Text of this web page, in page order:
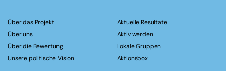
Über das Projekt
Über uns
Über die Bewertung
Unsere politische Vision
Aktuelle Resultate
Aktiv werden
Lokale Gruppen
Aktionsbox